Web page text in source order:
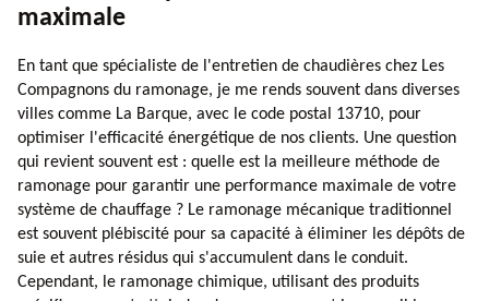
maximale
En tant que spécialiste de l'entretien de chaudières chez Les
Compagnons du ramonage, je me rends souvent dans diverses
villes comme La Barque, avec le code postal 13710, pour
optimiser l'efficacité énergétique de nos clients. Une question
qui revient souvent est : quelle est la meilleure méthode de
ramonage pour garantir une performance maximale de votre
système de chauffage ? Le ramonage mécanique traditionnel
est souvent plébiscité pour sa capacité à éliminer les dépôts de
suie et autres résidus qui s'accumulent dans le conduit.
Cependant, le ramonage chimique, utilisant des produits